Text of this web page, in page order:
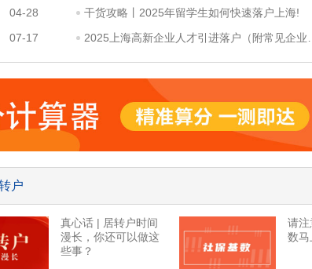
04-28 干货攻略丨2025年留学生如何快速落户上海!
07-17
户
真心话 | 居转户时间
漫长，你还可以做这
些事？
请注
数马